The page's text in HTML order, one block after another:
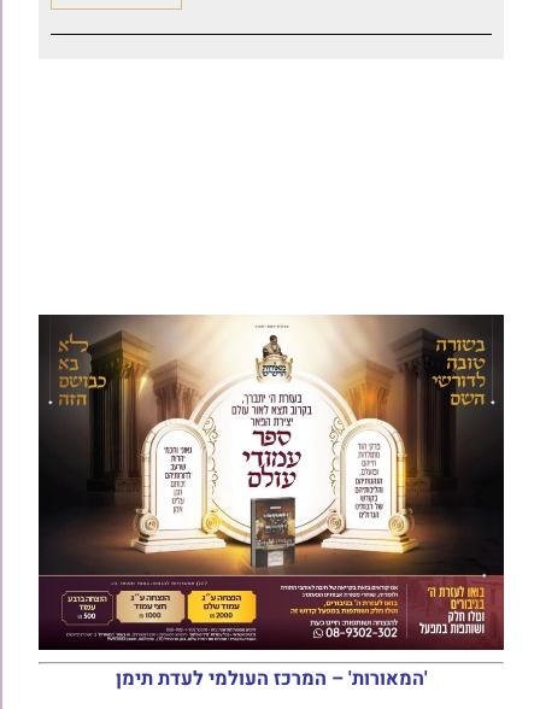
'המאורות' – המרכז העולמי לעדת תימן